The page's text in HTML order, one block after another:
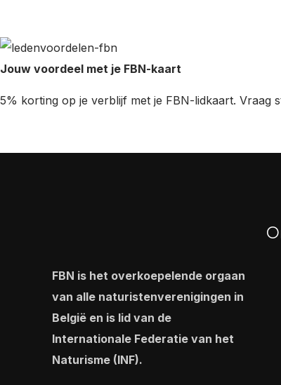
Jouw voordeel met je FBN-kaart
5% korting op je verblijf met je FBN-lidkaart. Vraag
FBN is het overkoepelende orgaan
van alle naturistenverenigingen in
België en is lid van de
Internationale Federatie van het
Naturisme (INF).